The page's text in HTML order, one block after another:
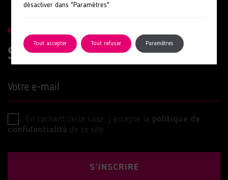
Suivez nos actions
Votre e-mail
En cochant cette case, j’accepte la politique de
confidentialité de ce site.
S'INSCRIRE
désactiver dans "Paramètres".
Tout accepter Tout refuser Paramètres